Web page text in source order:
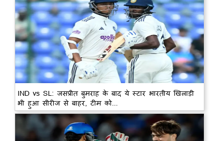
IND vs SL: जसप्रीत बुमराह के बाद ये स्टार भारतीय खिलाड़ी
भी हुआ सीरीज से बाहर, टीम को...